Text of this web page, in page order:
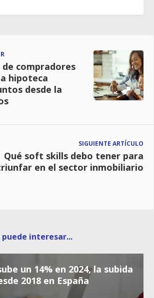
compradores
hipoteca
desde la
SIGUIENTE ARTÍCULO
Qué soft skills debo tener para
en el sector inmobiliario
interesar...
un 14% en 2024, la subida
2018 en España